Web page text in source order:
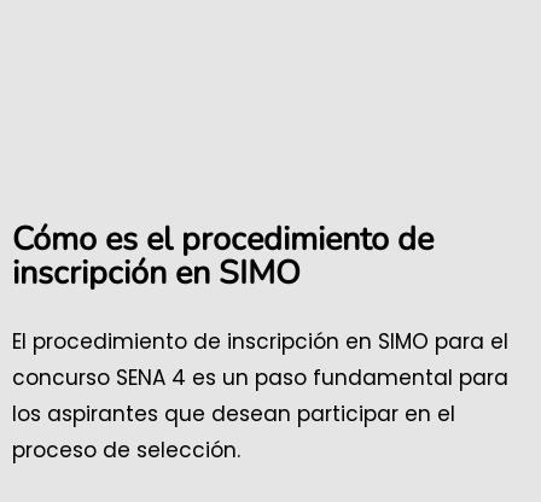
Cómo es el procedimiento de
inscripción en SIMO
El procedimiento de inscripción en SIMO para el
concurso SENA 4 es un paso fundamental para
los aspirantes que desean participar en el
proceso de selección.